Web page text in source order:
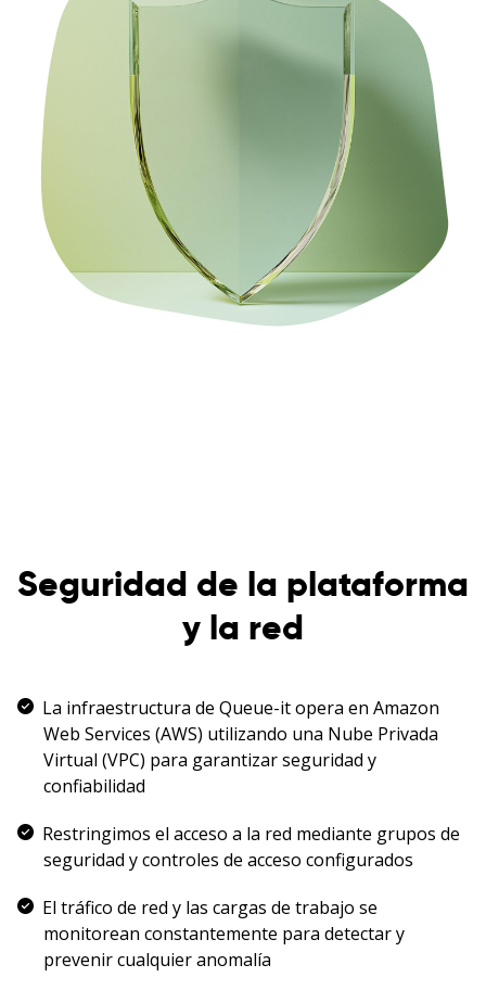
Telecomunicaciones
Seguridad de la plataforma
y la red
La infraestructura de Queue-it opera en Amazon
Web Services (AWS) utilizando una Nube Privada
Virtual (VPC) para garantizar seguridad y
confiabilidad
Restringimos el acceso a la red mediante grupos de
seguridad y controles de acceso configurados
El tráfico de red y las cargas de trabajo se
monitorean constantemente para detectar y
prevenir cualquier anomalía